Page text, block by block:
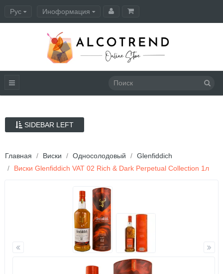
Рус Иноформация
SIDEBAR LEFT
Главная Виски Односолодовый
Glenfiddich
Виски Glenfiddich VAT 02 Rich & Dark Perpetual Collection 1л